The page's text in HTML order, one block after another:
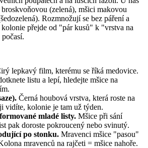
(zelená), mšici makovou
Rozmnožují se bez páření a
přejde od "pár kusů" k "vrstva na
lepkavý film, kterému se říká medovice.
listu a lepí, hledejte mšice na
Černá houbová vrstva, která roste na
vidíte, kolonie je tam už týden.
mladé listy. Mšice při sání
pak doroste pokroucený nebo svinutý.
po stonku. Mravenci mšice "pasou"
mravenců na rajčeti = mšice nahoře.